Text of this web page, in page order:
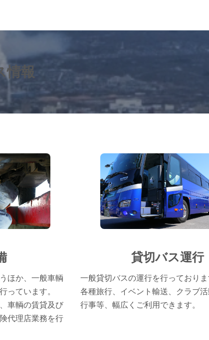
情報
ほか、一般車輌
っています。
車輌の賃貸及び
代理店業務を行
貸切バス運行
一般貸切バスの運行を行っておりま
各種旅行、イベント輸送、クラブ
行事等、幅広くご利用できます。